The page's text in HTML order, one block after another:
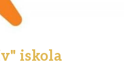
iskola